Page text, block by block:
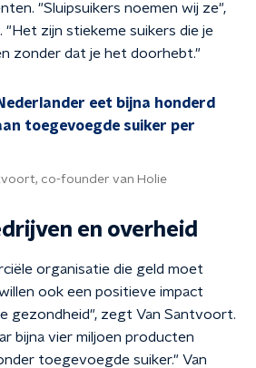
"Sluipsuikers noemen wij ze",
zijn stiekeme suikers die je
zonder dat je het doorhebt."
eet bijna honderd
toegevoegde suiker per
co-founder van Holie
en overheid
organisatie die geld moet
ook een positieve impact
gezondheid", zegt Van Santvoort.
bijna vier miljoen producten
toegevoegde suiker." Van